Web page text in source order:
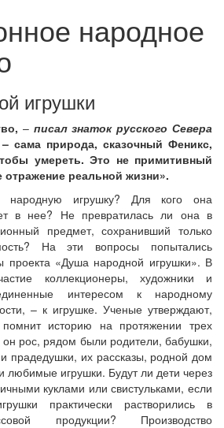
народное
игрушки
– писал знаток русского Севера
сама природа, сказочный Феникс,
умереть. Это не примитивный
отражение реальной жизни».
народную игрушку? Для кого она
в нее? Не превратилась ли она в
предмет, сохранивший только
На эти вопросы попытались
проекта «Душа народной игрушки». В
коллекционеры, художники и
интересом к народному
– к игрушке. Ученые утверждают,
историю на протяжении трех
он рос, рядом были родители, бабушки,
прадедушки, их рассказы, родной дом
игрушки. Будут ли дети через
куклами или свистульками, если
практически растворились в
продукции? Производство